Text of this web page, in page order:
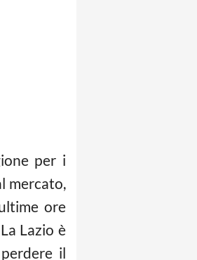
per i
mercato,
ore
Lazio è
il